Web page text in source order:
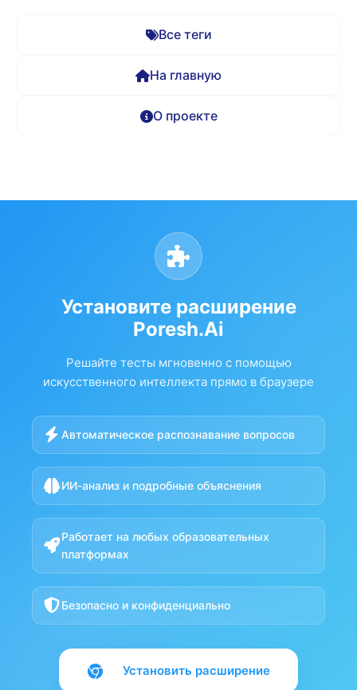
Все теги
На главную
О проекте
Установите расширение
Poresh.Ai
Решайте тесты мгновенно с помощью
искусственного интеллекта прямо в браузере
Автоматическое распознавание вопросов
ИИ-анализ и подробные объяснения
Работает на любых образовательных
платформах
Безопасно и конфиденциально
Установить расширение